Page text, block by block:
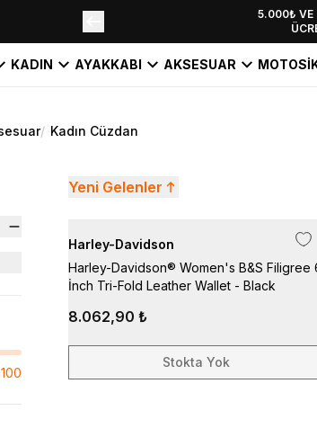
5.000₺ VE
YENİ SEZON
KADIN AYAKKABI AKSESUAR
/ Kadın Cüzdan
100
Yeni Gelenler
Harley-Davidson
Harley-Davidson® Women's B&S Filigree
İnch Tri-Fold Leather Wallet - Black
8.062,90 ₺
Stokta Yok